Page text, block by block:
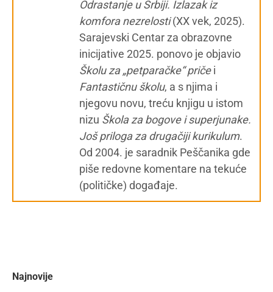
Odrastanje u Srbiji. Izlazak iz
komfora nezrelosti(XX vek, 2025).
Sarajevski Centar za obrazovne
inicijative 2025. ponovo je objavio
Školu za „petparačke“ pričei
Fantastičnu školu, a s njima i
njegovu novu, treću knjigu u istom
nizu Škola za bogove i superjunake.
Još priloga za drugačiji kurikulum.
Od 2004. je saradnik Peščanika gde
piše redovne komentare na tekuće
(političke) događaje.
Najnovije